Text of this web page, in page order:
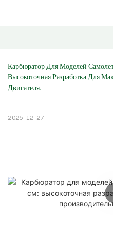
Карбюратор Для Моделей
Высокоточная Разработка Для
Двигателя.
2025-12-27